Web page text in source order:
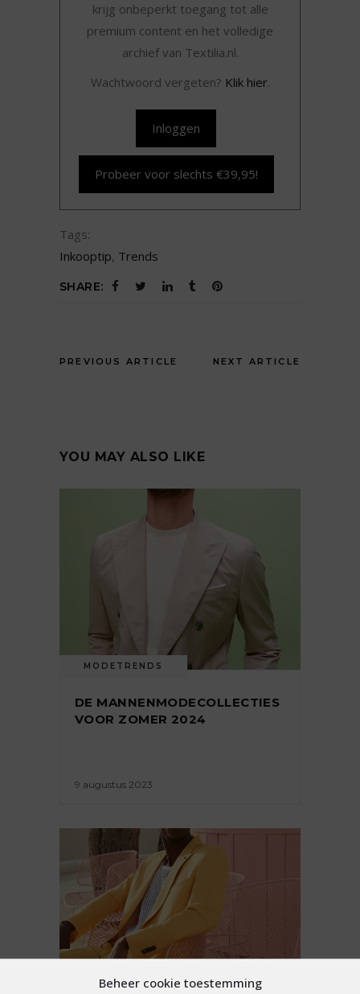
Beheer cookie toestemming
krijg onbeperkt toegang tot alle
premium content en het volledige
archief van Textilia.nl.
Wachtwoord vergeten? Klik hier.
Inloggen
Probeer voor slechts €39,95!
Tags:
Inkooptip, Trends
SHARE:
PREVIOUS ARTICLE NEXT ARTICLE
YOU MAY ALSO LIKE
MODETRENDS
DE MANNENMODECOLLECTIES
VOOR ZOMER 2024
9 augustus 2023